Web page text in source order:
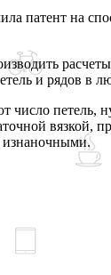
патент на
и рядов в
вязкой,
изнаночными.